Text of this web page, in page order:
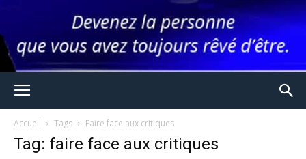
Accueil Tags Faire face aux critiques
Tag: faire face aux critiques